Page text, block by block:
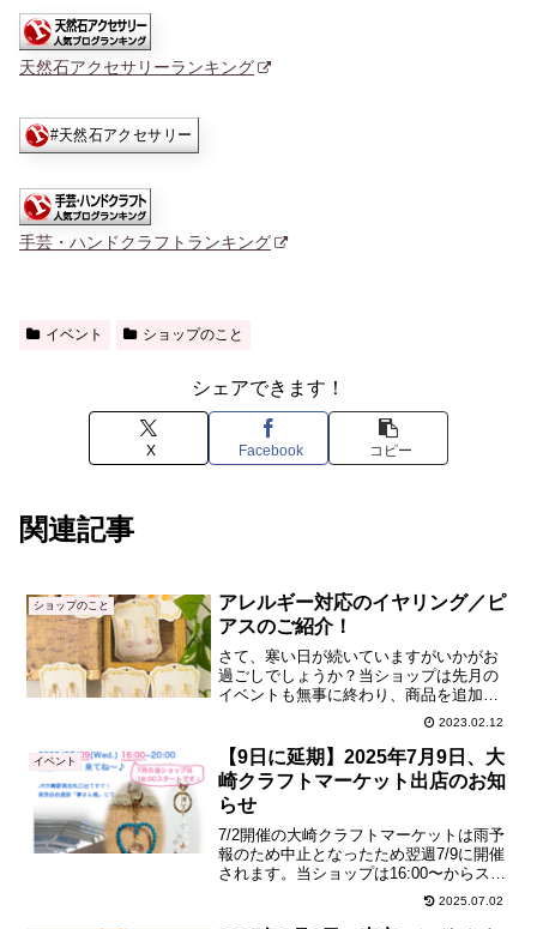
天然石アクセサリーランキング
手芸・ハンドクラフトランキング
イベント ショップのこと
シェアできます！
X Facebook コピー
関連記事
ショップのこと
アレルギー対応のイヤリング／ピ
アスのご紹介！
さて、寒い日が続いていますがいかがお
過ごしでしょうか？当ショップは先月の
イベントも無事に終わり、商品を追加し
ました！イベントでも人気だった「U字イ
ヤリング／ピアス」です。カラフルなク
ラック水晶の丸玉と金運のお守りとして
も有名なルチルクオーツ...
2023.02.12
イベント
【9日に延期】2025年7月9日、大
崎クラフトマーケット出店のお知
らせ
7/2開催の大崎クラフトマーケットは雨予
報のため中止となったため翌週7/9に開催
されます。当ショップは16:00〜からスタ
ートします。さて、当ショップのイベン
ト参加のお知らせです。7月2日（水）の
2025.07.02